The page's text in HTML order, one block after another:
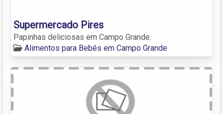
Supermercado Pires
Papinhas deliciosas em Campo Grande.
Alimentos para Bebês em Campo Grande